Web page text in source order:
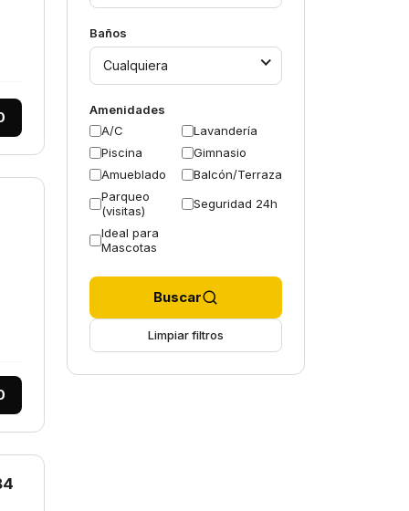
Baños
Cualquiera
Amenidades
A/C
Lavandería
Piscina
Gimnasio
Amueblado
Balcón/Terraza
Parqueo
(visitas)
Seguridad 24h
Ideal para
Mascotas
Buscar
Limpiar filtros